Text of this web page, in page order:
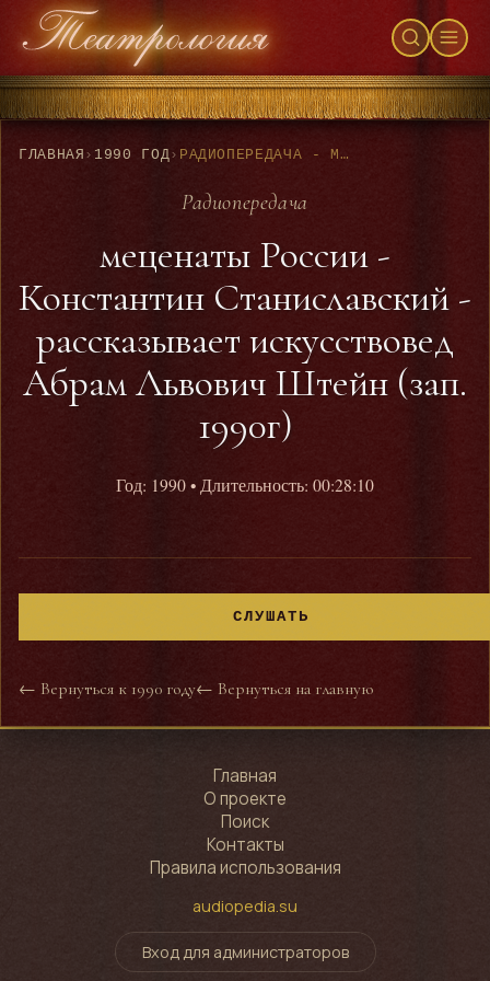
ГЛАВНАЯ › 1990 ГОД› РАДИОПЕРЕДАЧА - МЕЦЕНАТЫ РОССИИ - КОНСТАНТИН СТАНИСЛАВСКИЙ - РАССКАЗЫВАЕТ ИСКУССТВОВЕД АБРАМ ЛЬВОВИЧ ШТЕЙН (ЗАП. 1990Г)
Радиопередача
меценаты России -
Константин Станиславский -
рассказывает искусствовед
Абрам Львович Штейн (зап.
1990г)
Год: 1990• Длительность: 00:28:10
СЛУШАТЬ
← Вернуться к 1990 году← Вернуться на главную
Главная
О проекте
Поиск
Контакты
Правила использования
audiopedia.su
Вход для администраторов